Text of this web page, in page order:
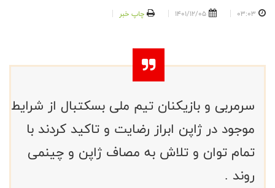
03:03
1401/12/05 چاپ خبر
سرمربی و بازیکنان تیم ملی بسکتبال از شرایط
موجود در ژاپن ابراز رضایت و تاکید کردند با
تمام توان و تلاش به مصاف ژاپن و چینمی
روند .